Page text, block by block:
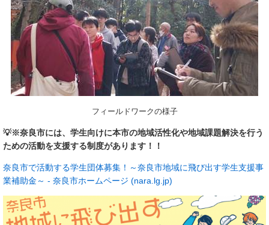
フィールドワークの様子
💡※奈良市には、学生向けに本市の地域活性化や地域課題解決を行う
ための活動を支援する制度があります！！
奈良市で活動する学生団体募集！～奈良市地域に飛び出す学生支援事
業補助金～ - 奈良市ホームページ (nara.lg.jp)